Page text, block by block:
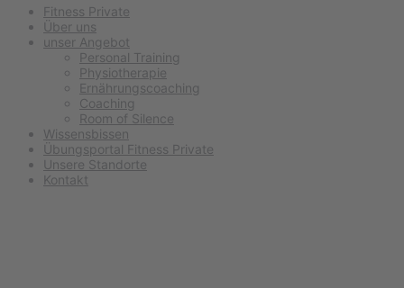
Fitness Private
Über uns
unser Angebot
Personal Training
Physiotherapie
Ernährungscoaching
Coaching
Room of Silence
Wissensbissen
Übungsportal Fitness Private
Unsere Standorte
Kontakt